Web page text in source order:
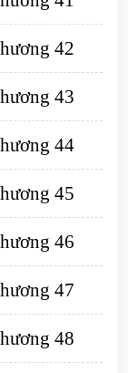
42
43
44
45
46
47
48